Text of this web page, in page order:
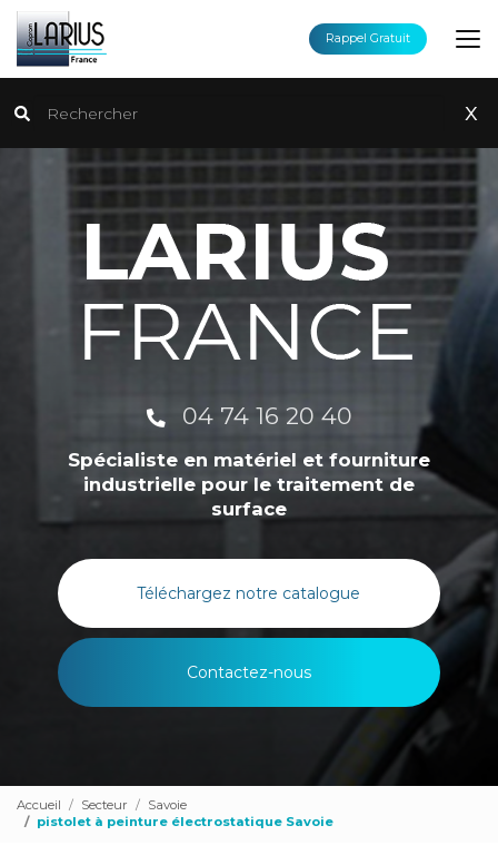
Aller
au
contenu
principal
Rechercher
x
Rappel Gratuit
04 74 16 20 40
Spécialiste en matériel et fourniture
industrielle pour le traitement de
surface
Téléchargez notre catalogue
Contactez-nous
Accueil Secteur
Savoie
pistolet à peinture électrostatique Savoie